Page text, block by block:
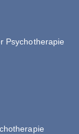
Psychotherapie